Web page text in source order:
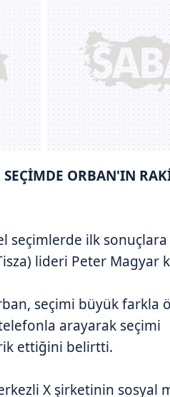
ORBAN'IN
seçimlerde ilk sonuçlara
lideri Peter Magyar
seçimi büyük farkla
arayarak seçimi
ettiğini belirtti.
X şirketinin sosyal